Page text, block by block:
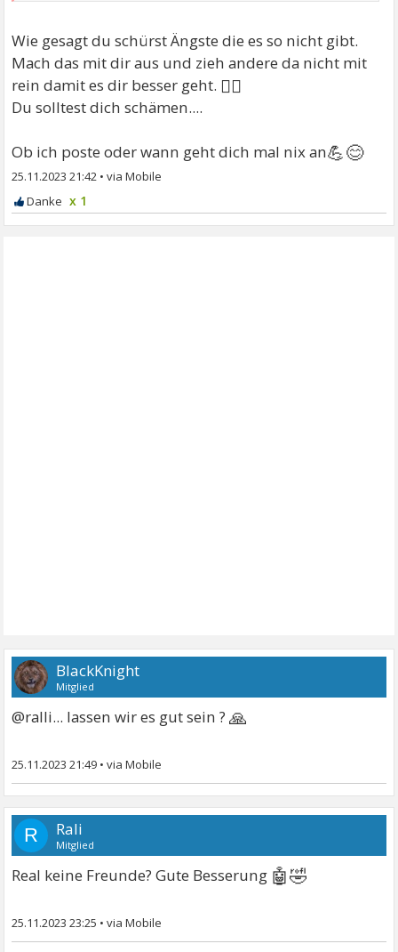
Wie gesagt du schürst Ängste die es so nicht gibt.
Mach das mit dir aus und zieh andere da nicht mit
rein damit es dir besser geht. 🤷‍♂
Du solltest dich schämen....
Ob ich poste oder wann geht dich mal nix an💪😊
25.11.2023 21:42 •
x 1
BlackKnight
Mitglied
@ralli... lassen wir es gut sein ?🙏
25.11.2023 21:49 •
R Rali
Mitglied
Real keine Freunde? Gute Besserung 🤖🤣
25.11.2023 23:25 •